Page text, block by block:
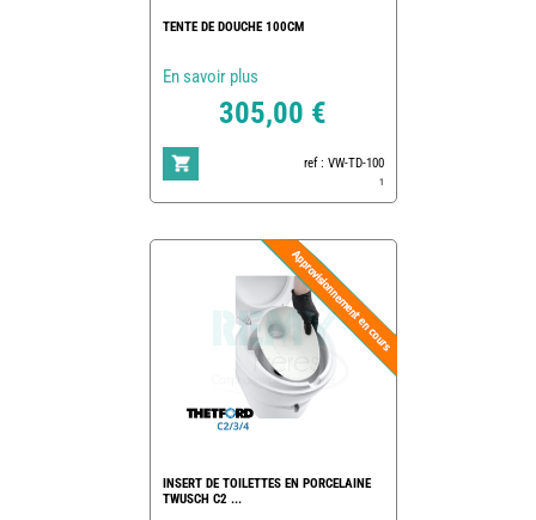
TENTE DE DOUCHE 100CM
En savoir plus
305,00 €
ref : VW-TD-100
1
INSERT DE TOILETTES EN PORCELAINE
TWUSCH C2 ...